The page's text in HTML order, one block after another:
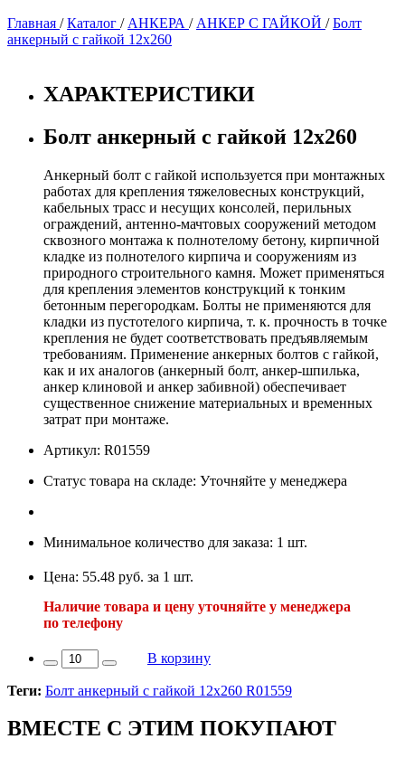
Главная /Каталог / АНКЕРА / АНКЕР С ГАЙКОЙ /Болт
анкерный с гайкой 12х260
ХАРАКТЕРИСТИКИ
Болт анкерный с гайкой 12х260
Анкерный болт с гайкой используется при монтажных
работах для крепления тяжеловесных конструкций,
кабельных трасс и несущих консолей, перильных
ограждений, антенно-мачтовых сооружений методом
сквозного монтажа к полнотелому бетону, кирпичной
кладке из полнотелого кирпича и сооружениям из
природного строительного камня. Может применяться
для крепления элементов конструкций к тонким
бетонным перегородкам. Болты не применяются для
кладки из пустотелого кирпича, т. к. прочность в точке
крепления не будет соответствовать предъявляемым
требованиям. Применение анкерных болтов с гайкой,
как и их аналогов (анкерный болт, анкер-шпилька,
анкер клиновой и анкер забивной) обеспечивает
существенное снижение материальных и временных
затрат при монтаже.
Артикул: R01559
Статус товара на складе: Уточняйте у менеджера
Минимальное количество для заказа: 1 шт.
Цена: 55.48 руб. за 1 шт.
Наличие товара и цену уточняйте у менеджера
по телефону
В корзину
Теги: Болт анкерный с гайкой 12х260 R01559
ВМЕСТЕ С ЭТИМ ПОКУПАЮТ